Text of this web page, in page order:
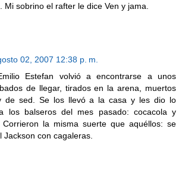
Mi sobrino el rafter le dice Ven y jama.
02, 2007 12:38 p. m.
Estefan volvió a encontrarse a unos
de llegar, tirados en la arena, muertos
de sed. Se los llevó a la casa y les dio lo
los balseros del mes pasado: cocacola y
Corrieron la misma suerte que aquéllos: se
Jackson con cagaleras.